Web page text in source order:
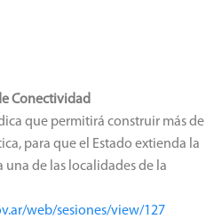
Conectividad
que permitirá construir más de
para que el Estado extienda la
de las localidades de la
web/sesiones/view/127